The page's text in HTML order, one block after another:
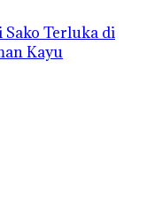
Terluka di
Kayu